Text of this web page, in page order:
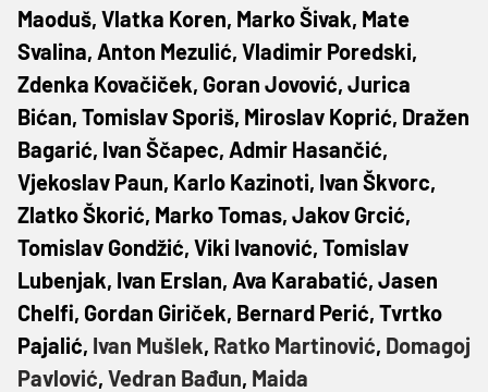
Maoduš, Vlatka Koren, Marko Šivak, Mate
Svalina, Anton Mezulić, Vladimir Poredski,
Zdenka Kovačiček, Goran Jovović, Jurica
Bićan, Tomislav Sporiš, Miroslav Koprić, Dražen
Bagarić, Ivan Ščapec, Admir Hasančić,
Vjekoslav Paun, Karlo Kazinoti, Ivan Škvorc,
Zlatko Škorić, Marko Tomas, Jakov Grcić,
Tomislav Gondžić, Viki Ivanović, Tomislav
Lubenjak, Ivan Erslan, Ava Karabatić, Jasen
Chelfi, Gordan Giriček, Bernard Perić, Tvrtko
Pajalić, Ivan Mušlek, Ratko Martinović, Domagoj
Pavlović, Vedran Bađun, Maida